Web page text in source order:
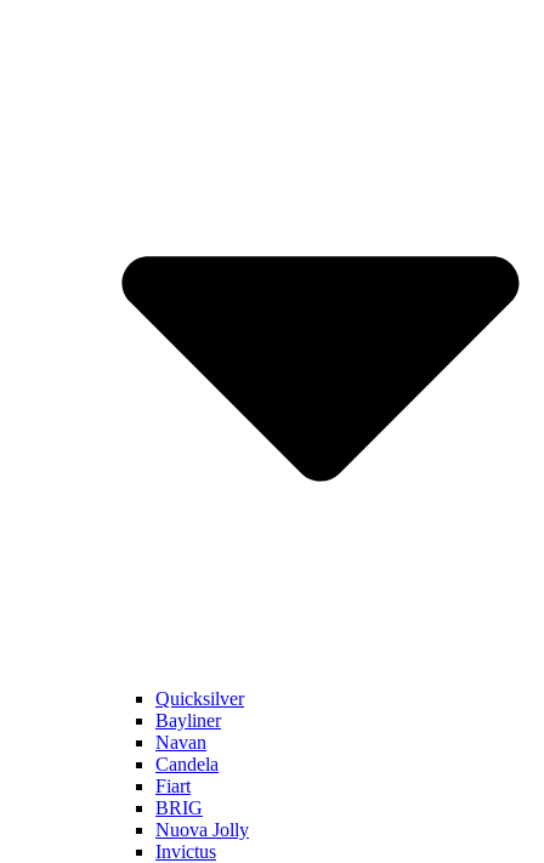
Quicksilver
Bayliner
Navan
Candela
Fiart
BRIG
Nuova Jolly
Invictus